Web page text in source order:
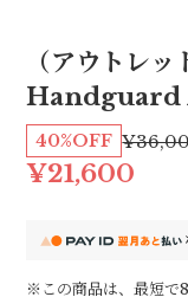
（アウトレ
Handguard
40%OFF
¥21,600
※この商品は、最短で